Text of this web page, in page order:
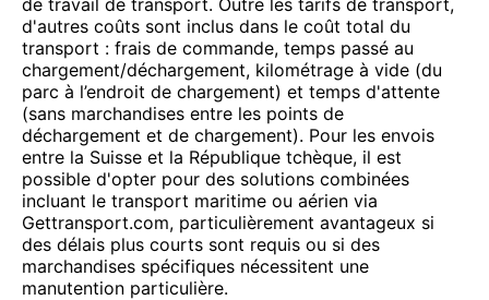
de travail de transport. Outre les tarifs de transport,
d'autres coûts sont inclus dans le coût total du
transport : frais de commande, temps passé au
chargement/déchargement, kilométrage à vide (du
parc à l’endroit de chargement) et temps d'attente
(sans marchandises entre les points de
déchargement et de chargement). Pour les envois
entre la Suisse et la République tchèque, il est
possible d'opter pour des solutions combinées
incluant le transport maritime ou aérien via
Gettransport.com, particulièrement avantageux si
des délais plus courts sont requis ou si des
marchandises spécifiques nécessitent une
manutention particulière.